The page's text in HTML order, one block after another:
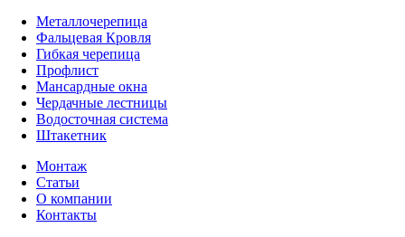
Металлочерепица
Фальцевая Кровля
Гибкая черепица
Профлист
Мансардные окна
Чердачные лестницы
Водосточная система
Штакетник
Монтаж
Статьи
О компании
Контакты